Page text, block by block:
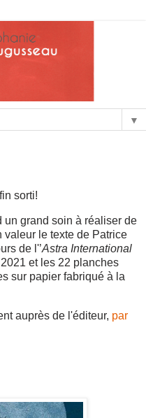
▼
sorti!
un grand soin à réaliser de
valeur le texte de Patrice
de l'’Astra International
et les 22 planches
sur papier fabriqué à la
auprès de l'éditeur, par